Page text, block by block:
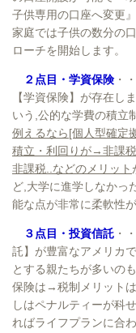
子供専用の口座へ変更
家庭では子供の数分の
ローチを開
２点目・学資保険・
【学資保険】が存在し
いう,公的な学費の
例えるなら[個人型確定
積立・利回りが→非課
非課税..などのメリット
ど,大学に進学しなかっ
能な点が非常に柔軟性が
３点目・投資信託 ・
託】が豊富なアメリカ
とする親たちが
保険は→税制メリット
しはペナルティーが科
ればライフプランに合